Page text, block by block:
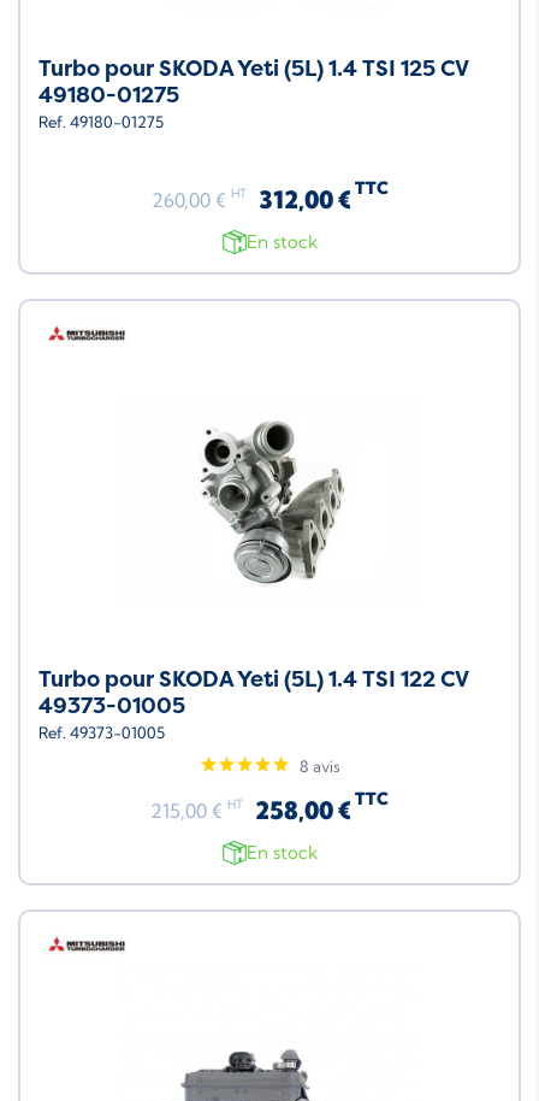
Turbo pour SKODA Yeti (5L) 1.4 TSI 125 CV
49180-01275
Ref. 49180-01275
260,00 € HT 312,00 € TTC
En stock
Turbo pour SKODA Yeti (5L) 1.4 TSI 122 CV
49373-01005
Ref. 49373-01005
8 avis
215,00 € HT 258,00 € TTC
En stock